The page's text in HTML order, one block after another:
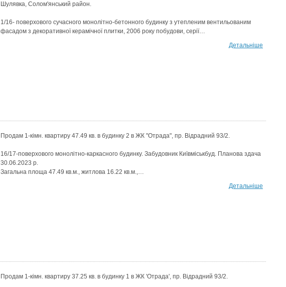
Шулявка, Солом'янський район.
1/16- поверхового сучасного монолітно-бетонного будинку з утепленим вентильованим
фасадом з декоративної керамічної плитки, 2006 року побудови, серії…
Детальніше
Продам 1-кімн. квартиру 47.49 кв. в будинку 2 в ЖК "Отрада", пр. Відрадний 93/2.
16/17-поверхового монолітно-каркасного будинку. Забудовник Київміськбуд. Планова здача
30.06.2023 р.
Загальна площа 47.49 кв.м., житлова 16.22 кв.м.,…
Детальніше
Продам 1-кімн. квартиру 37.25 кв. в будинку 1 в ЖК 'Отрада', пр. Відрадний 93/2.